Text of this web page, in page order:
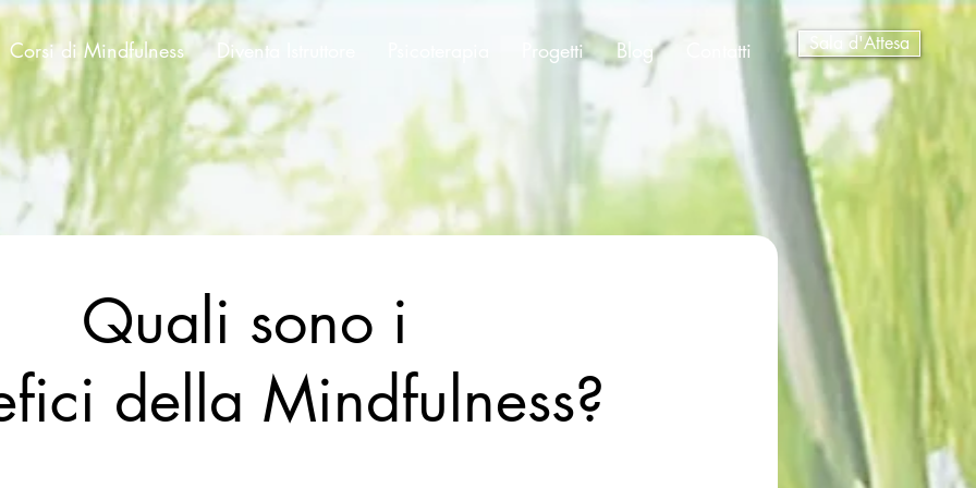
Corsi di Mindfulness Diventa Istruttore Progetti Blog Contatti Sala d'Attesa
Quali sono i
della Mindfulness?